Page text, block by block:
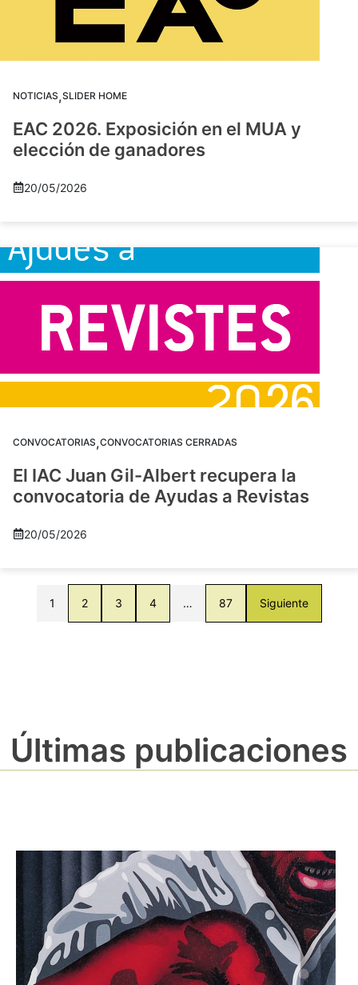
NOTICIAS,SLIDER HOME
EAC 2026. Exposición en el MUA y
elección de ganadores
20/05/2026
CONVOCATORIAS,CONVOCATORIAS CERRADAS
El IAC Juan Gil-Albert recupera la
convocatoria de Ayudas a Revistas
20/05/2026
1 2 3 4 … 87 Siguiente
Últimas publicaciones